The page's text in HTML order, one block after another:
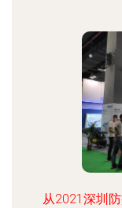
从2021深圳